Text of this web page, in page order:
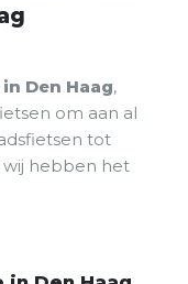
Den Haag,
om aan al
tot
hebben het